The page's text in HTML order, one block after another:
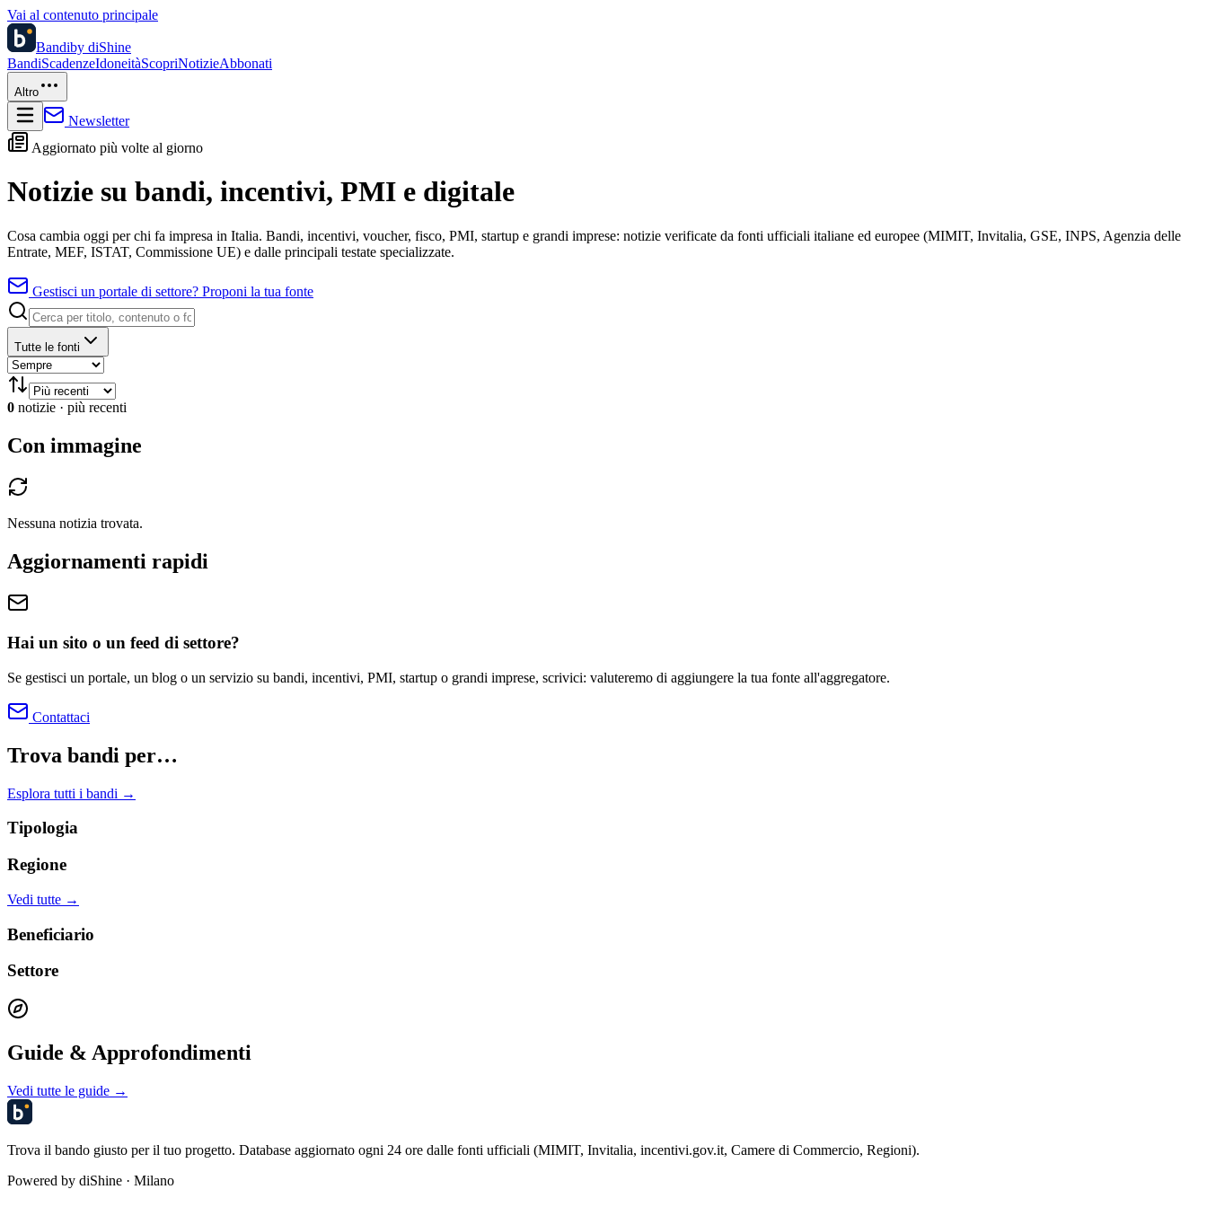
Vai al contenuto principale
Bandiby diShine
BandiScadenzeIdoneitàScopriNotizieAbbonati
Altro
Newsletter
Aggiornato più volte al giorno
Notizie su bandi, incentivi, PMI e digitale
Cosa cambia oggi per chi fa impresa in Italia. Bandi, incentivi, voucher, fisco, PMI, startup e grandi imprese: notizie verificate da fonti ufficiali italiane ed europee (MIMIT, Invitalia, GSE, INPS, Agenzia delle
Entrate, MEF, ISTAT, Commissione UE) e dalle principali testate specializzate.
Gestisci un portale di settore? Proponi la tua fonte
Tutte le fonti
0 notizie · più recenti
Con immagine
Nessuna notizia trovata.
Aggiornamenti rapidi
Hai un sito o un feed di settore?
Se gestisci un portale, un blog o un servizio su bandi, incentivi, PMI, startup o grandi imprese, scrivici: valuteremo di aggiungere la tua fonte all'aggregatore.
Contattaci
Trova bandi per…
Esplora tutti i bandi →
Tipologia
Regione
Vedi tutte →
Beneficiario
Settore
Guide & Approfondimenti
Vedi tutte le guide →
Trova il bando giusto per il tuo progetto. Database aggiornato ogni 24 ore dalle fonti ufficiali (MIMIT, Invitalia, incentivi.gov.it, Camere di Commercio, Regioni).
Powered by diShine · Milano